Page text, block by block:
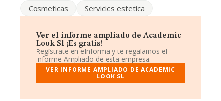
Alcalde Pomares núm. 34, (04740), en el municipio de
Roquetas De Mar, en Almería, Andalucía.
En relación con el sector y disponiendo de los datos de
hasta 27.497 empresas, a nivel nacional la facturación
asciende a 868 millones de euros y el promedio de la
facturación de ventas entre todas las compañías
asciende a los 31 mil euros. Finalmente, para completar
los datos de sector la media de antigüedad desde la
constitución es de 14 años. La media de empleados es
Cosmeticas
Servicios estetica
Ver el informe ampliado de Academic
Look Sl ¡Es gratis!
Regístrate en eInforma y te regalamos el
Informe Ampliado de esta empresa.
VER INFORME AMPLIADO DE ACADEMIC
LOOK SL